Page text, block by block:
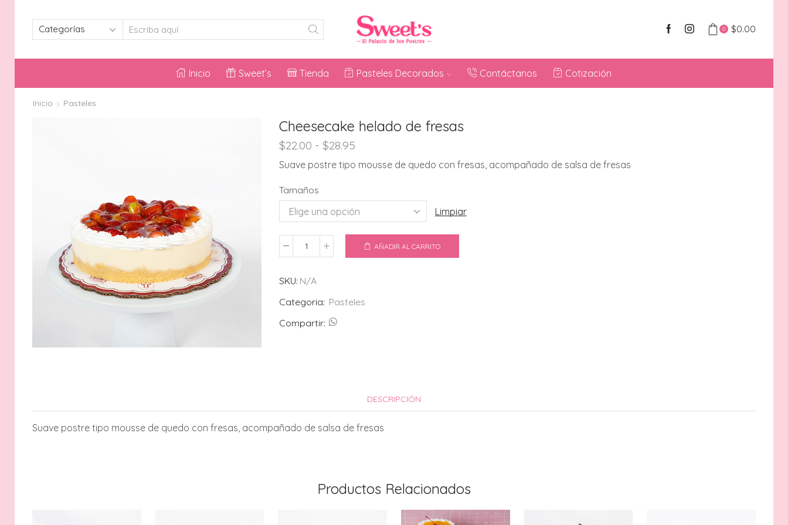
0 $0.00
Inicio Sweet’s Tienda Pasteles Decorados Contáctanos Cotización
Inicio Pasteles
Cheesecake helado de fresas
$22.00 - $28.95
precios:
$22.00
hasta
$28.95
Suave postre tipo mousse de quedo con fresas, acompañado de salsa de fresas
Tamaños
Limpiar
Cheesecake
de
fresas
AÑADIR AL CARRITO
SKU: N/A
Categoria: Pasteles
Compartir:
DESCRIPCIÓN
Suave postre tipo mousse de quedo con fresas, acompañado de salsa de fresas
Productos Relacionados